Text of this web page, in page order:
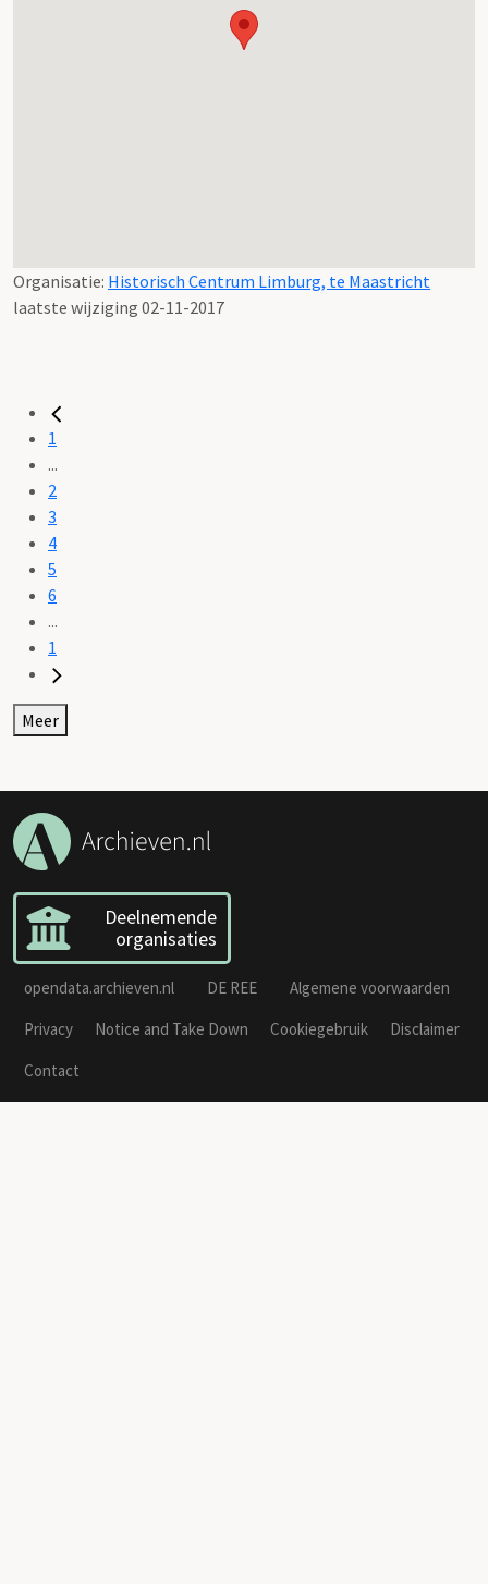
Organisatie: Historisch Centrum Limburg, te Maastricht
laatste wijziging 02-11-2017
1
...
2
3
4
5
6
...
1
Meer
Deelnemende
organisaties
opendata.archieven.nl DE REE
Algemene voorwaarden
Privacy
Notice and Take Down Cookiegebruik
Disclaimer
Contact